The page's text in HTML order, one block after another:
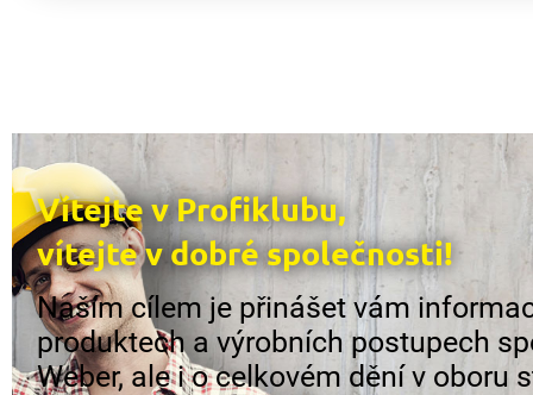
Vítejte v Profiklubu,
vítejte v dobré společnosti!
Naším cílem je přinášet vám
produktech a výrobních postupech
Weber, ale i o celkovém dění v oboru